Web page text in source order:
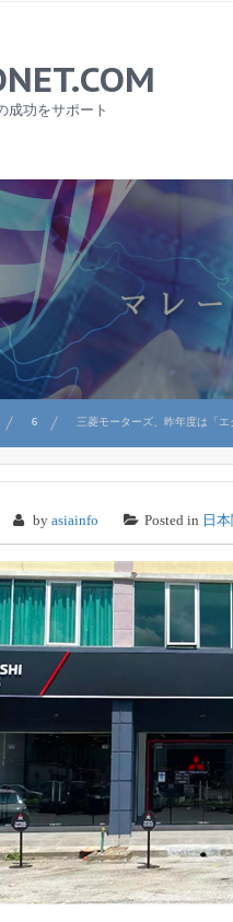
成功をサポート
6 三菱モーターズ、昨年度は「
by asiainfo Posted in 日